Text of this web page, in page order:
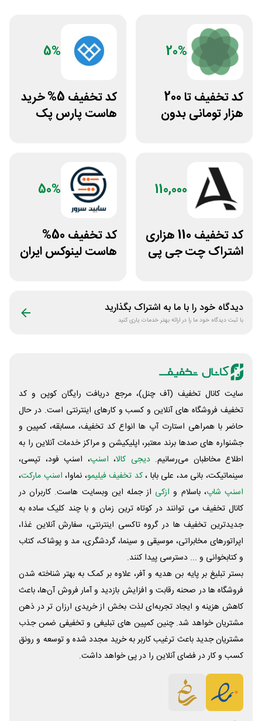
20%
کد تخفیف تا 200
هزار تومانی بدون
5%
کد تخفیف 5% خرید
هاست پارس پک
110,000
کد تخفیف 110 هزاری
اشتراک چت جی پی
50%
کد تخفیف 50%
هاست لینوکس ایران
دیدگاه خود را با ما به اشتراک بگذارید
با ثبت دیدگاه خود ما را در ارائه بهتر خدمات یاری کنید
سایت کانال تخفیف (آف چنل)، مرجع دریافت رایگان کوپن و کد
تخفیف فروشگاه های آنلاین و کسب و‌ کارهای اینترنتی است. در حال
حاضر با همراهی استارت آپ ها انواع کد تخفیف، مسابقه، کمپین و
جشنواره های صدها برند معتبر، اپلیکیشن و مراکز خدمات آنلاین را به
اطلاع مخاطبان می‌رسانیم. دیجی کالا، اسنپ، اسنپ فود، تپسی،
سینماتیکت، بانی مد، علی‌ بابا ،کد تخفیف فیلیمو، نماوا، اسنپ مارکت،
اسنپ شاپ، باسلام و ازکی از جمله این وبسایت ‌هاست. کاربران در
کانال تخفیف می توانند در کوتاه ترین زمان و با چند کلیک ساده به
جدیدترین تخفیف ها در گروه تاکسی اینترنتی، سفارش آنلاین غذا،
اپراتورهای مخابراتی، موسیقی و سینما، گردشگری، مد و پوشاک، کتاب
و کتابخوانی و ... دسترسی پیدا کنند.
بستر تبلیغ بر پایه بن هدیه و آفر، علاوه بر کمک به بهتر شناخته شدن
فروشگاه ها در صحنه رقابت و افزایش بازدید و آمار فروش آن‌ها، باعث
کاهش هزینه و ایجاد تجربه‌ای لذت بخش از خریدی ارزان تر در ذهن
مشتریان خواهد شد. چنین کمپین های تبلیغی و تخفیفی ضمن جذب
مشتریان جدید باعث ترغیب کاربر به خرید مجدد شده و توسعه و رونق
کسب و کار در فضای آنلاین را در پی خواهد داشت.